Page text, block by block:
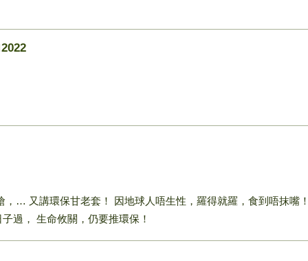
… 又講環保甘老套！ 因地球人唔生性，羅得就羅，食到唔抹嘴！
過， 生命攸關，仍要推環保！